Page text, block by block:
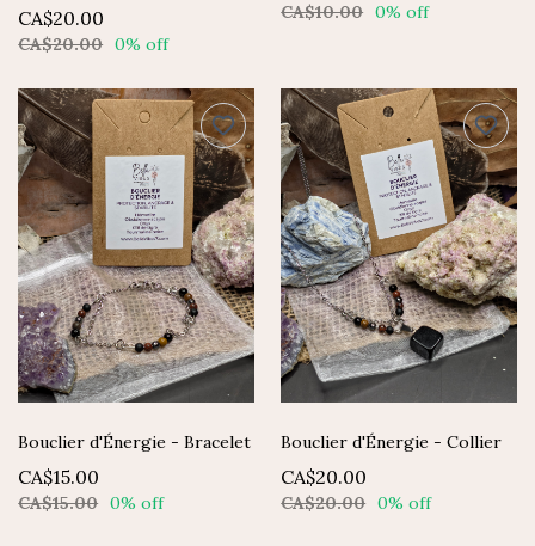
CA$20.00
CA$20.00 0% off
CA$10.00 0% off
Bouclier d'Énergie - Bracelet
CA$15.00
CA$15.00 0% off
Bouclier d'Énergie - Collier
CA$20.00
CA$20.00 0% off